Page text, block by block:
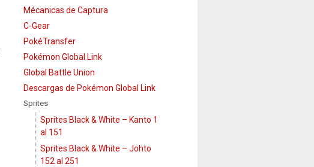
Mécanicas de Captura
C-Gear
PokéTransfer
Pokémon Global Link
Global Battle Union
Descargas de Pokémon Global Link
Sprites
Sprites Black & White – Kanto 1
al 151
Sprites Black & White – Johto
152 al 251